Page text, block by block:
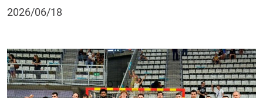
2026/06/18